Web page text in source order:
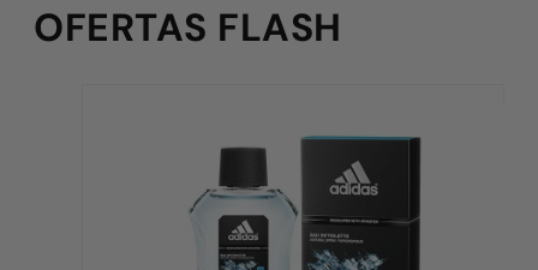
OFERTAS FLASH